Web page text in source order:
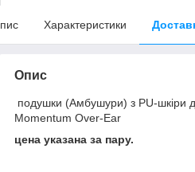
Характеристики
Опис
подушки (Амбушури) з PU-шкіри
Momentum Over-Ear
цена указана за пару.